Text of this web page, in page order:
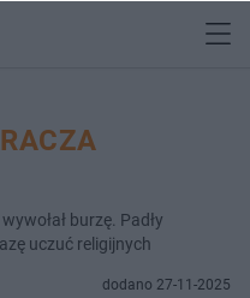
burzę. Padły
uczuć religijnych
dodano 27-11-2025